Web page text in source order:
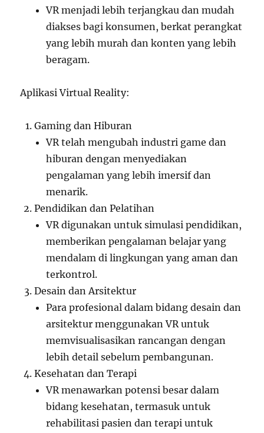
VR menjadi lebih terjangkau dan mudah
diakses bagi konsumen, berkat perangkat
yang lebih murah dan konten yang lebih
beragam.
Aplikasi Virtual Reality:
Gaming dan Hiburan
VR telah mengubah industri game dan
hiburan dengan menyediakan
pengalaman yang lebih imersif dan
menarik.
Pendidikan dan Pelatihan
VR digunakan untuk simulasi pendidikan,
memberikan pengalaman belajar yang
mendalam di lingkungan yang aman dan
terkontrol.
Desain dan Arsitektur
Para profesional dalam bidang desain dan
arsitektur menggunakan VR untuk
memvisualisasikan rancangan dengan
lebih detail sebelum pembangunan.
Kesehatan dan Terapi
VR menawarkan potensi besar dalam
bidang kesehatan, termasuk untuk
rehabilitasi pasien dan terapi untuk